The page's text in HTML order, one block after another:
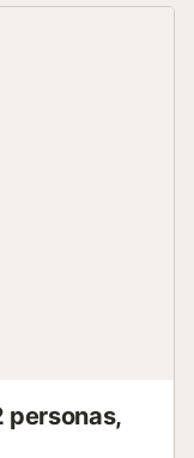
personas,